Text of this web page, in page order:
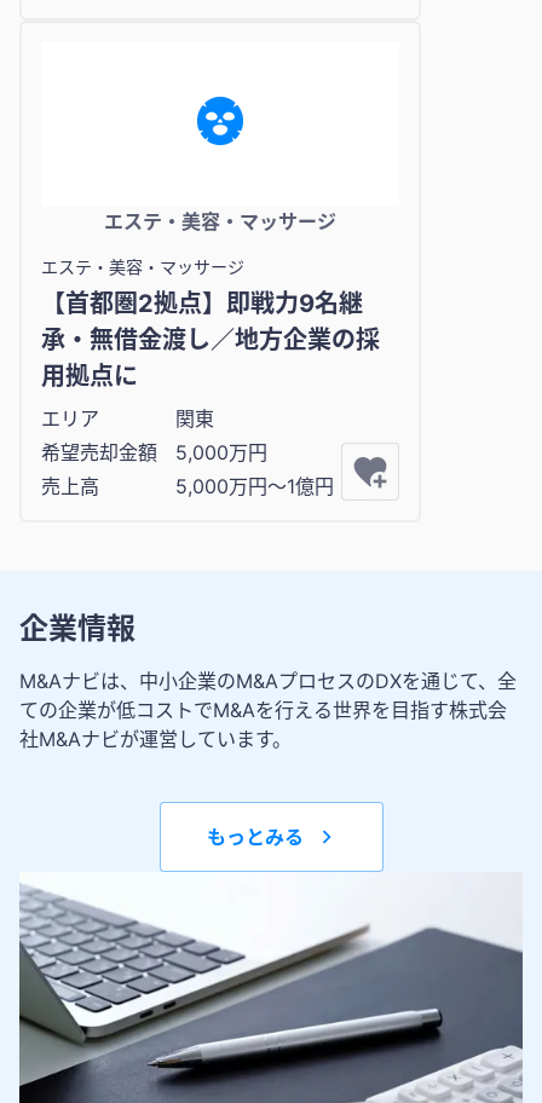
エステ・美容・マッサージ
エステ・美容・マッサージ
【首都圏2拠点】即戦力9名継
承・無借金渡し／地方企業の採
用拠点に
エリア
関東
希望売却金額
5,000万円
売上高
5,000万円〜1億円
企業情報
M&Aナビは、中小企業のM&AプロセスのDXを通じて、全
ての企業が低コストでM&Aを行える世界を目指す株式会
社M&Aナビが運営しています。
もっとみる